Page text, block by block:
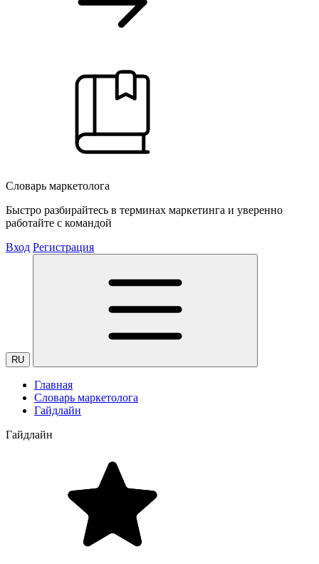
Словарь маркетолога
Быстро разбирайтесь в терминах маркетинга и уверенно
работайте с командой
Вход Регистрация
RU
Главная
Словарь маркетолога
Гайдлайн
Гайдлайн